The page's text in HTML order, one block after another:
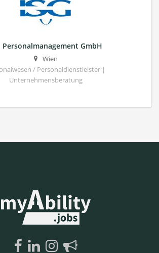
Personalmanagement GmbH
Wien
/ Personaldienstleister |
Unternehmensberatung